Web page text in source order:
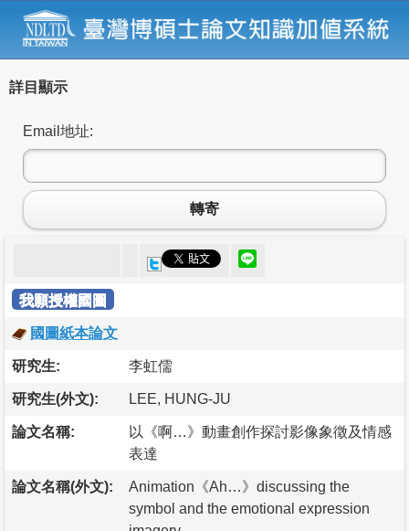
詳目顯示
Email地址:
轉寄
我願授權國圖
國圖紙本論文
研究生: 李虹儒
研究生(外文): LEE, HUNG-JU
論文名稱:
以《啊…》動畫創作探討影像象徵及情感
表達
論文名稱(外文):
Animation《Ah…》discussing the
symbol and the emotional expression